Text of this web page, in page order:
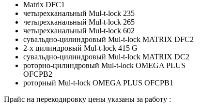
Matrix DFC1
четырехканальный Mul-t-lock 235
четырехканальный Mul-t-lock 265
четырехканальный Mul-t-lock 602
сувальдно-цилиндровый Mul-t-lock MATRIX DFC2
2-х цилиндровый Mul-t-lock 415 G
сувальдно-цилиндровый Mul-t-lock MATRIX DC2
роторно-цилиндровый Mul-t-lock OMEGA PLUS
OFCPB2
роторный Mul-t-lock OMEGA PLUS OFCPB1
Прайс на перекодировку цены указаны за работу :